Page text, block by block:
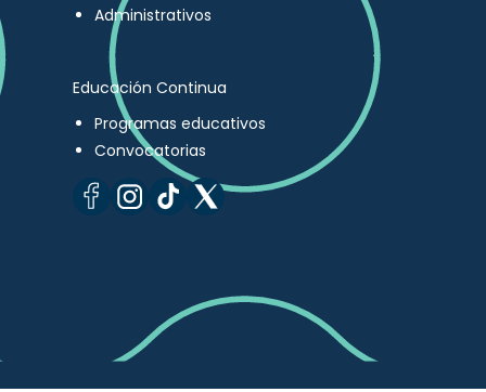
Administrativos
Educación Continua
Programas educativos
Convocatorias